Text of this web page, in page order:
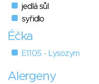
jedlá sůl
syřidlo
Éčka
E1105 - Lysozym
Alergeny